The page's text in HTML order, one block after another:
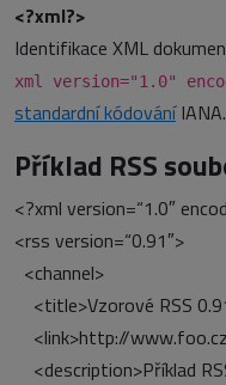
<?xml?>
Identifikace XML
xml version="1.0"
standardní kódováníIANA.
Příklad RSS
<?xml version=“1.0″
<rss version=“0.91″>
<channel>
<title>Vzorové RSS
<link>http://
<description>Příklad